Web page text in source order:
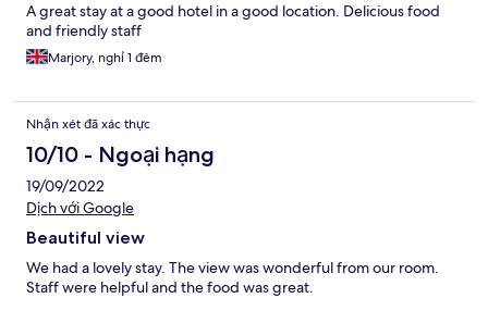
A great stay at a good hotel in a good location. Delicious food
and friendly staff
Marjory, nghỉ 1 đêm
Nhận xét đã xác thực
10/10 - Ngoại hạng
19/09/2022
Dịch với Google
Beautiful view
We had a lovely stay. The view was wonderful from our room.
Staff were helpful and the food was great.